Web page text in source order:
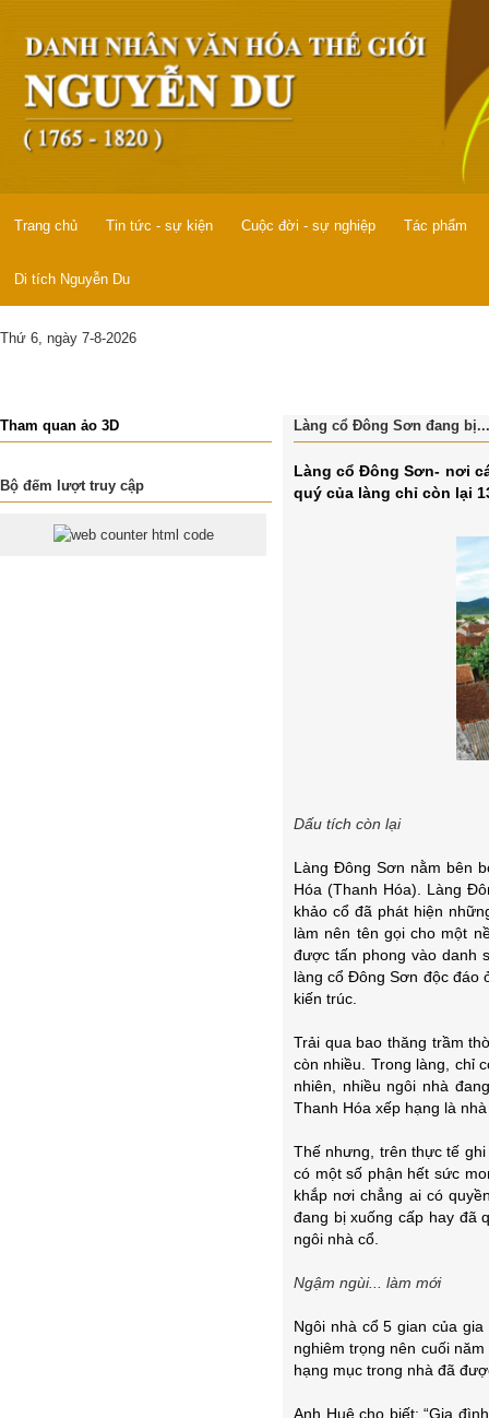
Trang chủ Tin tức - sự kiện Cuộc đời - sự nghiệp Tác phẩm
Di tích Nguyễn Du
Thứ 6, ngày 7-8-2026
Tham quan ảo 3D
Bộ đếm lượt truy cập
Làng cổ Đông Sơn đang
Làng cổ Đông Sơn- nơi
quý của làng chỉ còn lại
Dấu tích còn lại
Làng Đông Sơn nằm bên
Hóa (Thanh Hóa). Làng
khảo cổ đã phát hiện
làm nên tên gọi cho một
được tấn phong vào danh
làng cổ Đông Sơn độc đáo
kiến trúc.
Trải qua bao thăng trầm
còn nhiều. Trong làng, chỉ
nhiên, nhiều ngôi nhà
Thanh Hóa xếp hạng là
Thế nhưng, trên thực tế
có một số phận hết sức
khắp nơi chẳng ai có
đang bị xuống cấp hay đã
ngôi nhà cổ.
Ngậm ngùi... làm mới
Ngôi nhà cổ 5 gian của
nghiêm trọng nên cuối
hạng mục trong nhà đã
Anh Huệ cho biết: “Gia